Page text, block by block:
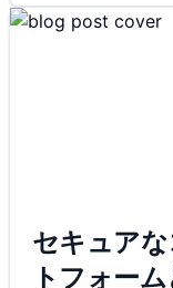
セキュア
トフォー